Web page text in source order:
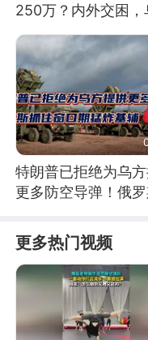
250万？内外交困，
特朗普已拒绝为乌
更多防空导弹！俄罗
更多热门视频